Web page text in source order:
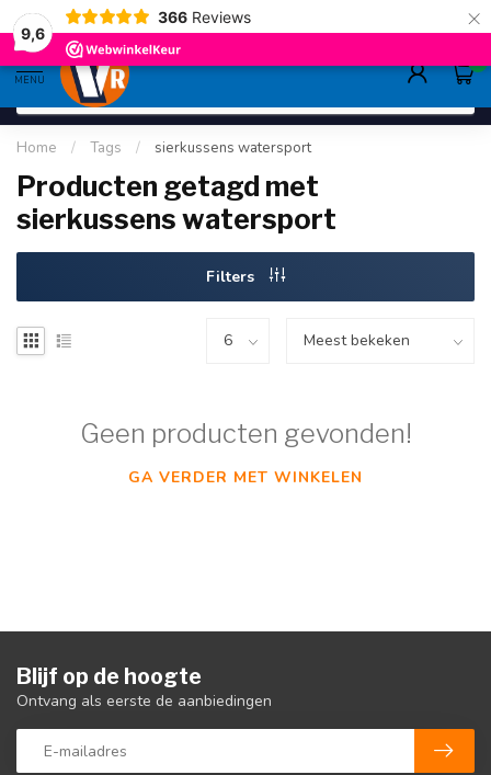
9,6
366 Reviews ×
deskundig adviessinds 1948 ruim
MENU
0
Home / Tags / sierkussens watersport
Producten getagd met
sierkussens watersport
Filters
Geen producten gevonden!
GA VERDER MET WINKELEN
Blijf op de hoogte
Ontvang als eerste de aanbiedingen